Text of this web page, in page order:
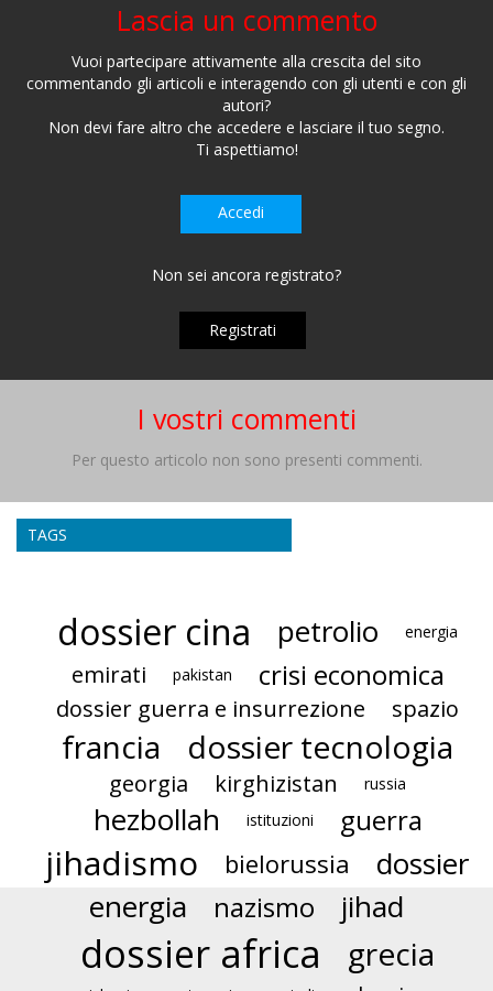
Lascia un commento
Vuoi partecipare attivamente alla crescita del sito
commentando gli articoli e interagendo con gli utenti e con gli
autori?
Non devi fare altro che accedere e lasciare il tuo segno.
Ti aspettiamo!
Accedi
Non sei ancora registrato?
Registrati
I vostri commenti
Per questo articolo non sono presenti commenti.
TAGS
dossier cina petrolio energia
emirati pakistan crisi economica
dossier guerra e insurrezione spazio
francia dossier tecnologia
georgia kirghizistan russia
hezbollah istituzioni guerra
jihadismo bielorussia
dossier
energia
nazismo jihad
dossier africa grecia